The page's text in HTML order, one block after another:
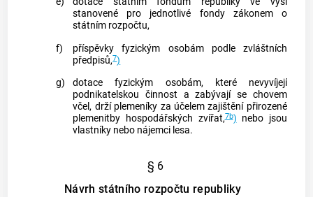
stanovené pro jednotlivé fondy zákonem o
státním rozpočtu,
f)
příspěvky fyzickým osobám podle zvláštních
předpisů,7)
g)
dotace fyzickým osobám, které nevyvíjejí
podnikatelskou činnost a zabývají se chovem
včel, drží plemeníky za účelem zajištění přirozené
plemenitby hospodářských zvířat,7b) nebo jsou
vlastníky nebo nájemci lesa.
§ 6
Návrh státního rozpočtu republiky